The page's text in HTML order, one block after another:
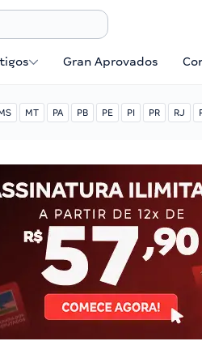
Gran Aprovados
MT PA PB PE PI PR RJ